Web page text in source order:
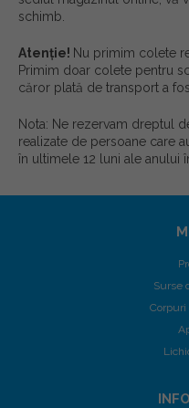
schimb.
Atenție! Nu primim colete
Primim doar colete pentru
căror plată de transport a
Nota: Ne rezervam dreptul
realizate de persoane care
în ultimele 12 luni ale anului
Surse